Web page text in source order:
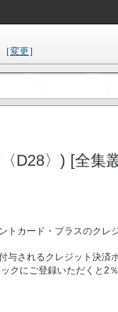
［変更］
D28〉) [全集
トカード・プラスのクレ
与されるクレジット決済
クにご登録いただくと2